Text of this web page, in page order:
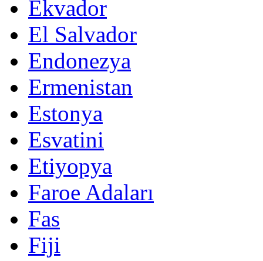
Ekvador
El Salvador
Endonezya
Ermenistan
Estonya
Esvatini
Etiyopya
Faroe Adaları
Fas
Fiji